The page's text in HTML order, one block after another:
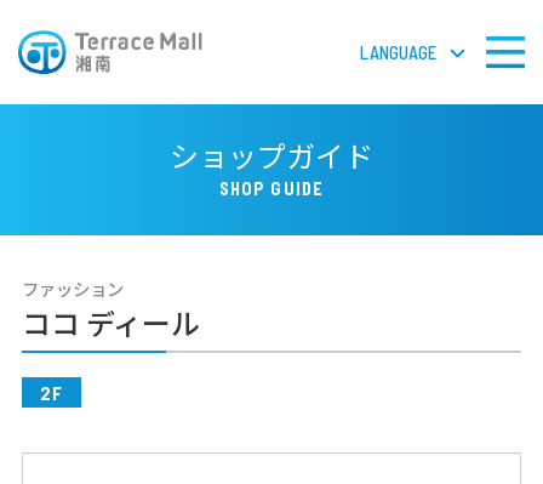
LANGUAGE
LANGUAGE
ショップガイド
ショップガイド
SHOP GUIDE
ファッション
ココ ディール
2F